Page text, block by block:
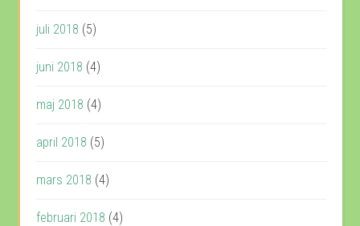
juli 2018 (5)
juni 2018 (4)
maj 2018 (4)
april 2018 (5)
mars 2018 (4)
februari 2018 (4)